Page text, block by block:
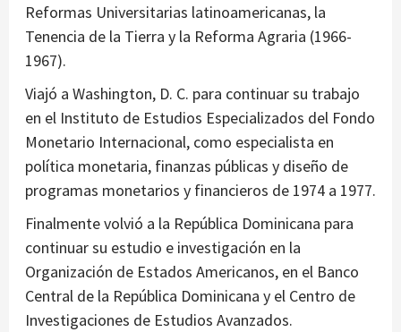
Reformas Universitarias latinoamericanas, la
Tenencia de la Tierra y la Reforma Agraria (1966-
1967).
Viajó a Washington, D. C. para continuar su trabajo
en el Instituto de Estudios Especializados del Fondo
Monetario Internacional, como especialista en
política monetaria, finanzas públicas y diseño de
programas monetarios y financieros de 1974 a 1977.
Finalmente volvió a la República Dominicana para
continuar su estudio e investigación en la
Organización de Estados Americanos, en el Banco
Central de la República Dominicana y el Centro de
Investigaciones de Estudios Avanzados.